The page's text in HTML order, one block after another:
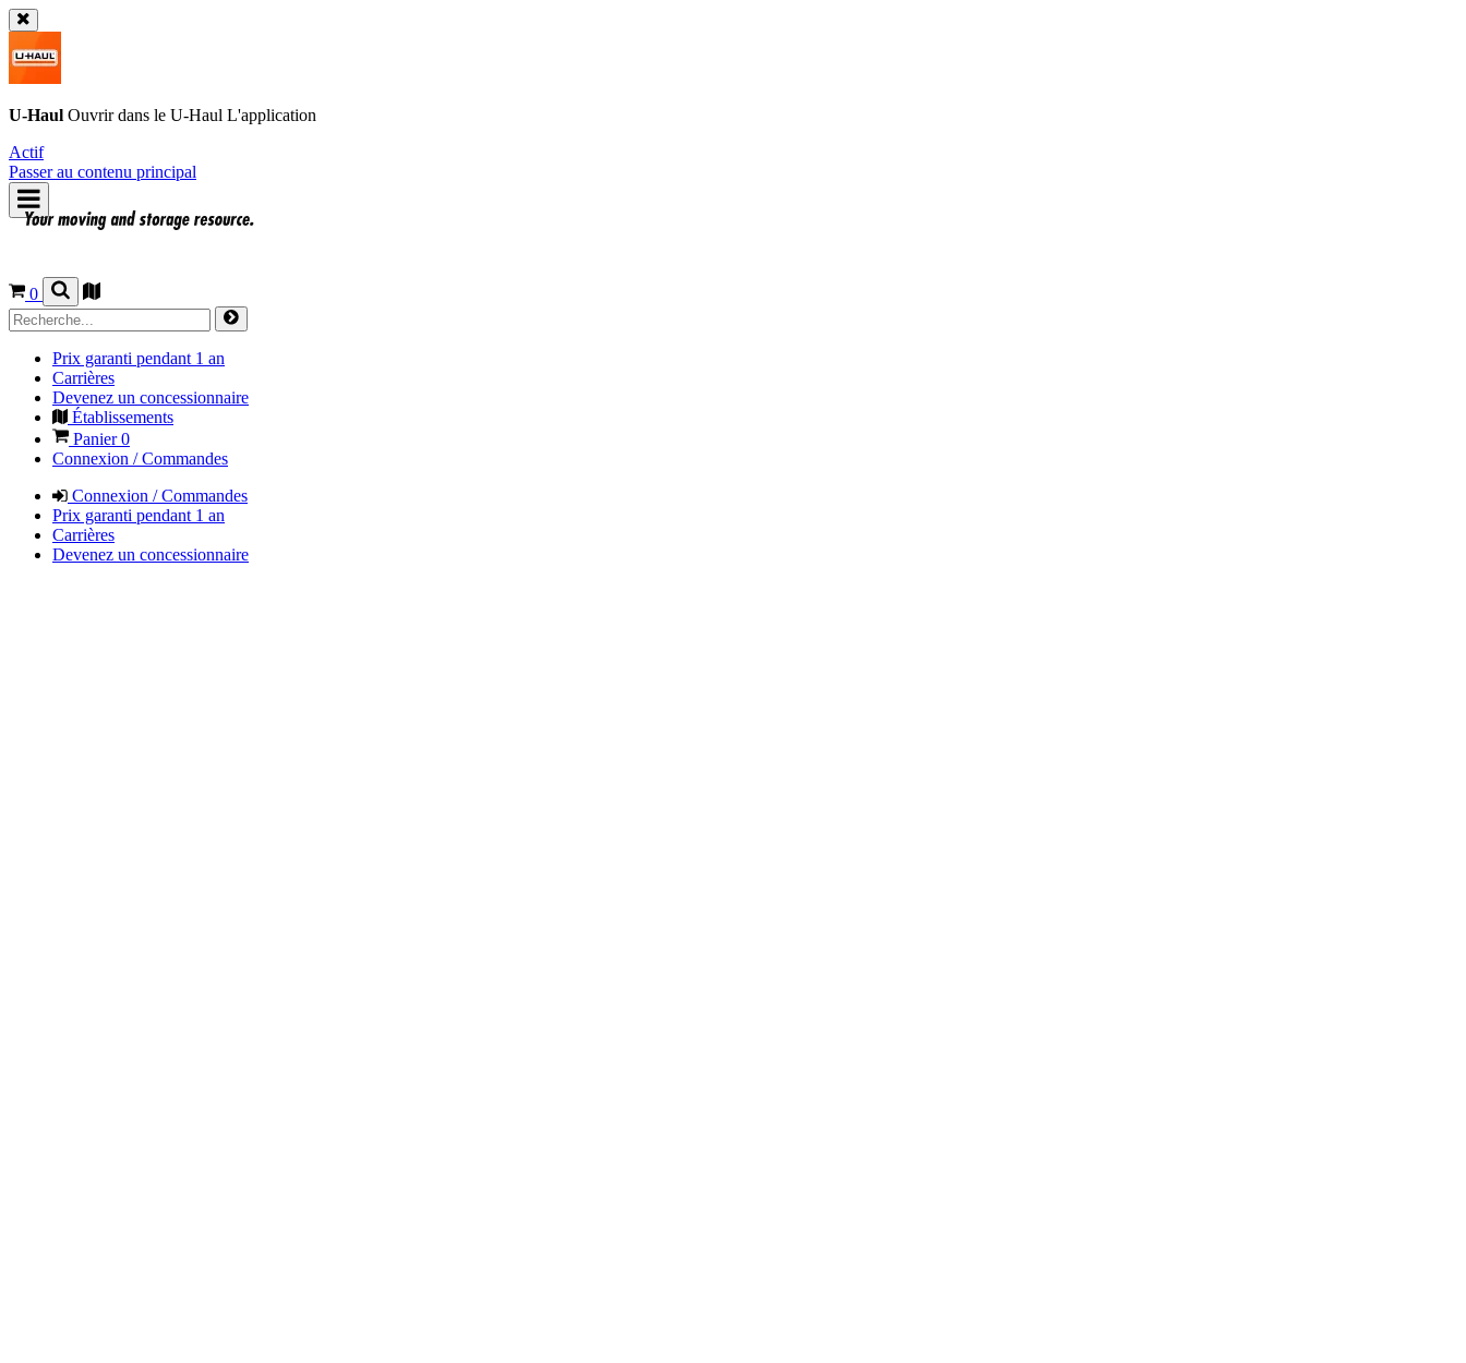
U-Haul Ouvrir dans le U-Haul L'application
Actif
Passer au contenu principal
0
Prix garanti pendant 1 an
Carrières
Devenez un concessionnaire
Établissements
Panier0
Connexion / Commandes
Connexion / Commandes
Prix garanti pendant 1 an
Carrières
Devenez un concessionnaire